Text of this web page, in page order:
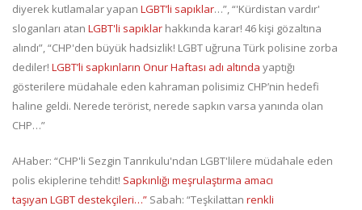
diyerek kutlamalar yapan LGBT’li sapıklar…”, “'Kürdistan vardır'
sloganları atan LGBT'li sapıklar hakkında karar! 46 kişi gözaltına
alındı”, “CHP'den büyük hadsizlik! LGBT uğruna Türk polisine zorba
dediler! LGBT’li sapkınların Onur Haftası adı altında yaptığı
gösterilere müdahale eden kahraman polisimiz CHP’nin hedefi
haline geldi. Nerede terörist, nerede sapkın varsa yanında olan
CHP…”
AHaber: “CHP'li Sezgin Tanrıkulu'ndan LGBT'lilere müdahale eden
polis ekiplerine tehdit! Sapkınlığı meşrulaştırma amacı
taşıyan LGBT destekçileri…” Sabah: “Teşkilattan renkli